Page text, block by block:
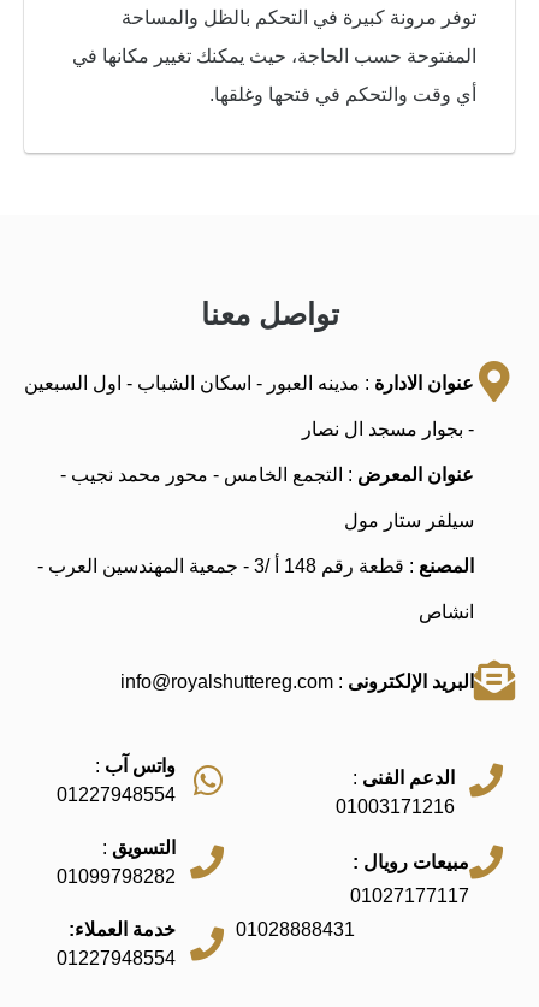
توفر مرونة كبيرة في التحكم بالظل والمساحة
المفتوحة حسب الحاجة، حيث يمكنك تغيير مكانها في
أي وقت والتحكم في فتحها وغلقها.
تواصل معنا
عنوان الادارة : مدينه العبور - اسكان الشباب - اول السبعين
- بجوار مسجد ال نصار
عنوان المعرض : التجمع الخامس - محور محمد نجيب -
سيلفر ستار مول
المصنع : قطعة رقم 148 أ /3 - جمعية المهندسين العرب -
انشاص
البريد الإلكترونى : info@royalshuttereg.com
الدعم الفنى :
01003171216
مبيعات رويال :
01027177117
01028888431
واتس آب :
01227948554
التسويق :
01099798282
خدمة العملاء:
01227948554